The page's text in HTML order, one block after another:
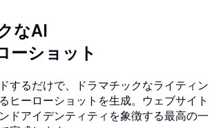
なAI
ーショット
するだけで、ドラマチックなライティン
ヒーローショットを生成。ウェブサイト
ドアイデンティティを象徴する最高の一